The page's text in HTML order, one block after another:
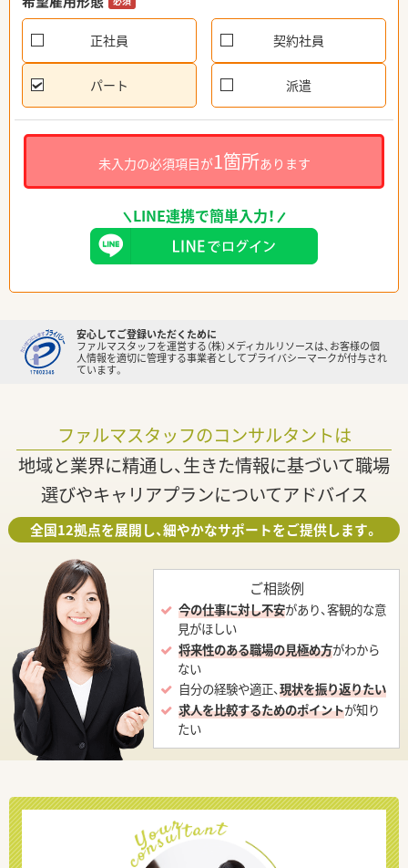
正社員 契約社員
パート 派遣
未入力の必須項目が1箇所あります
LINE連携で簡単入力！
安心してご登録いただくために
ファルマスタッフを運営する（株）メディカルリソースは、お客様の個
人情報を適切に管理する事業者としてプライバシーマークが付与され
ています。
ファルマスタッフのコンサルタントは
地域と業界に精通し、生きた情報に基づいて職場
選びやキャリアプランについてアドバイス
全国12拠点を展開し、細やかなサポートをご提供します。
ご相談例
今の仕事に対し不安があり、客観的な意
見がほしい
将来性のある職場の見極め方がわから
ない
自分の経験や適正、現状を振り返りたい
求人を比較するためのポイントが知り
たい